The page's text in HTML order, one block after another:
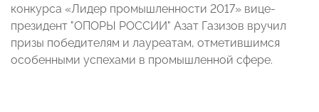
конкурса «Лидер промышленности 2017» вице-
президент "ОПОРЫ РОССИИ" Азат Газизов вручил
призы победителям и лауреатам, отметившимся
особенными успехами в промышленной сфере.